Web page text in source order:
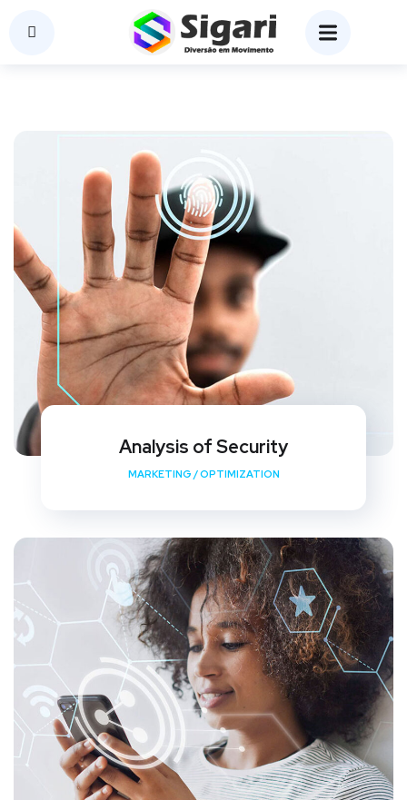
Analysis of Security
MARKETING /OPTIMIZATION